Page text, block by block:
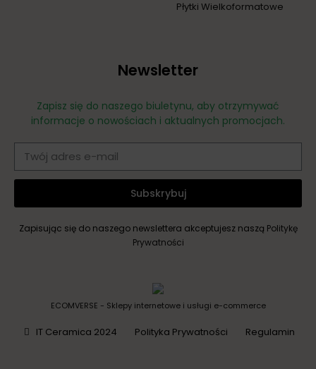
Płytki Wielkoformatowe
Newsletter
Zapisz się do naszego biuletynu, aby otrzymywać
informacje o nowościach i aktualnych promocjach.
Subskrybuj
Zapisując się do naszego newslettera akceptujesz naszą Politykę
Prywatności
ECOMVERSE - Sklepy internetowe i usługi e-commerce
IT Ceramica 2024 Polityka Prywatności Regulamin